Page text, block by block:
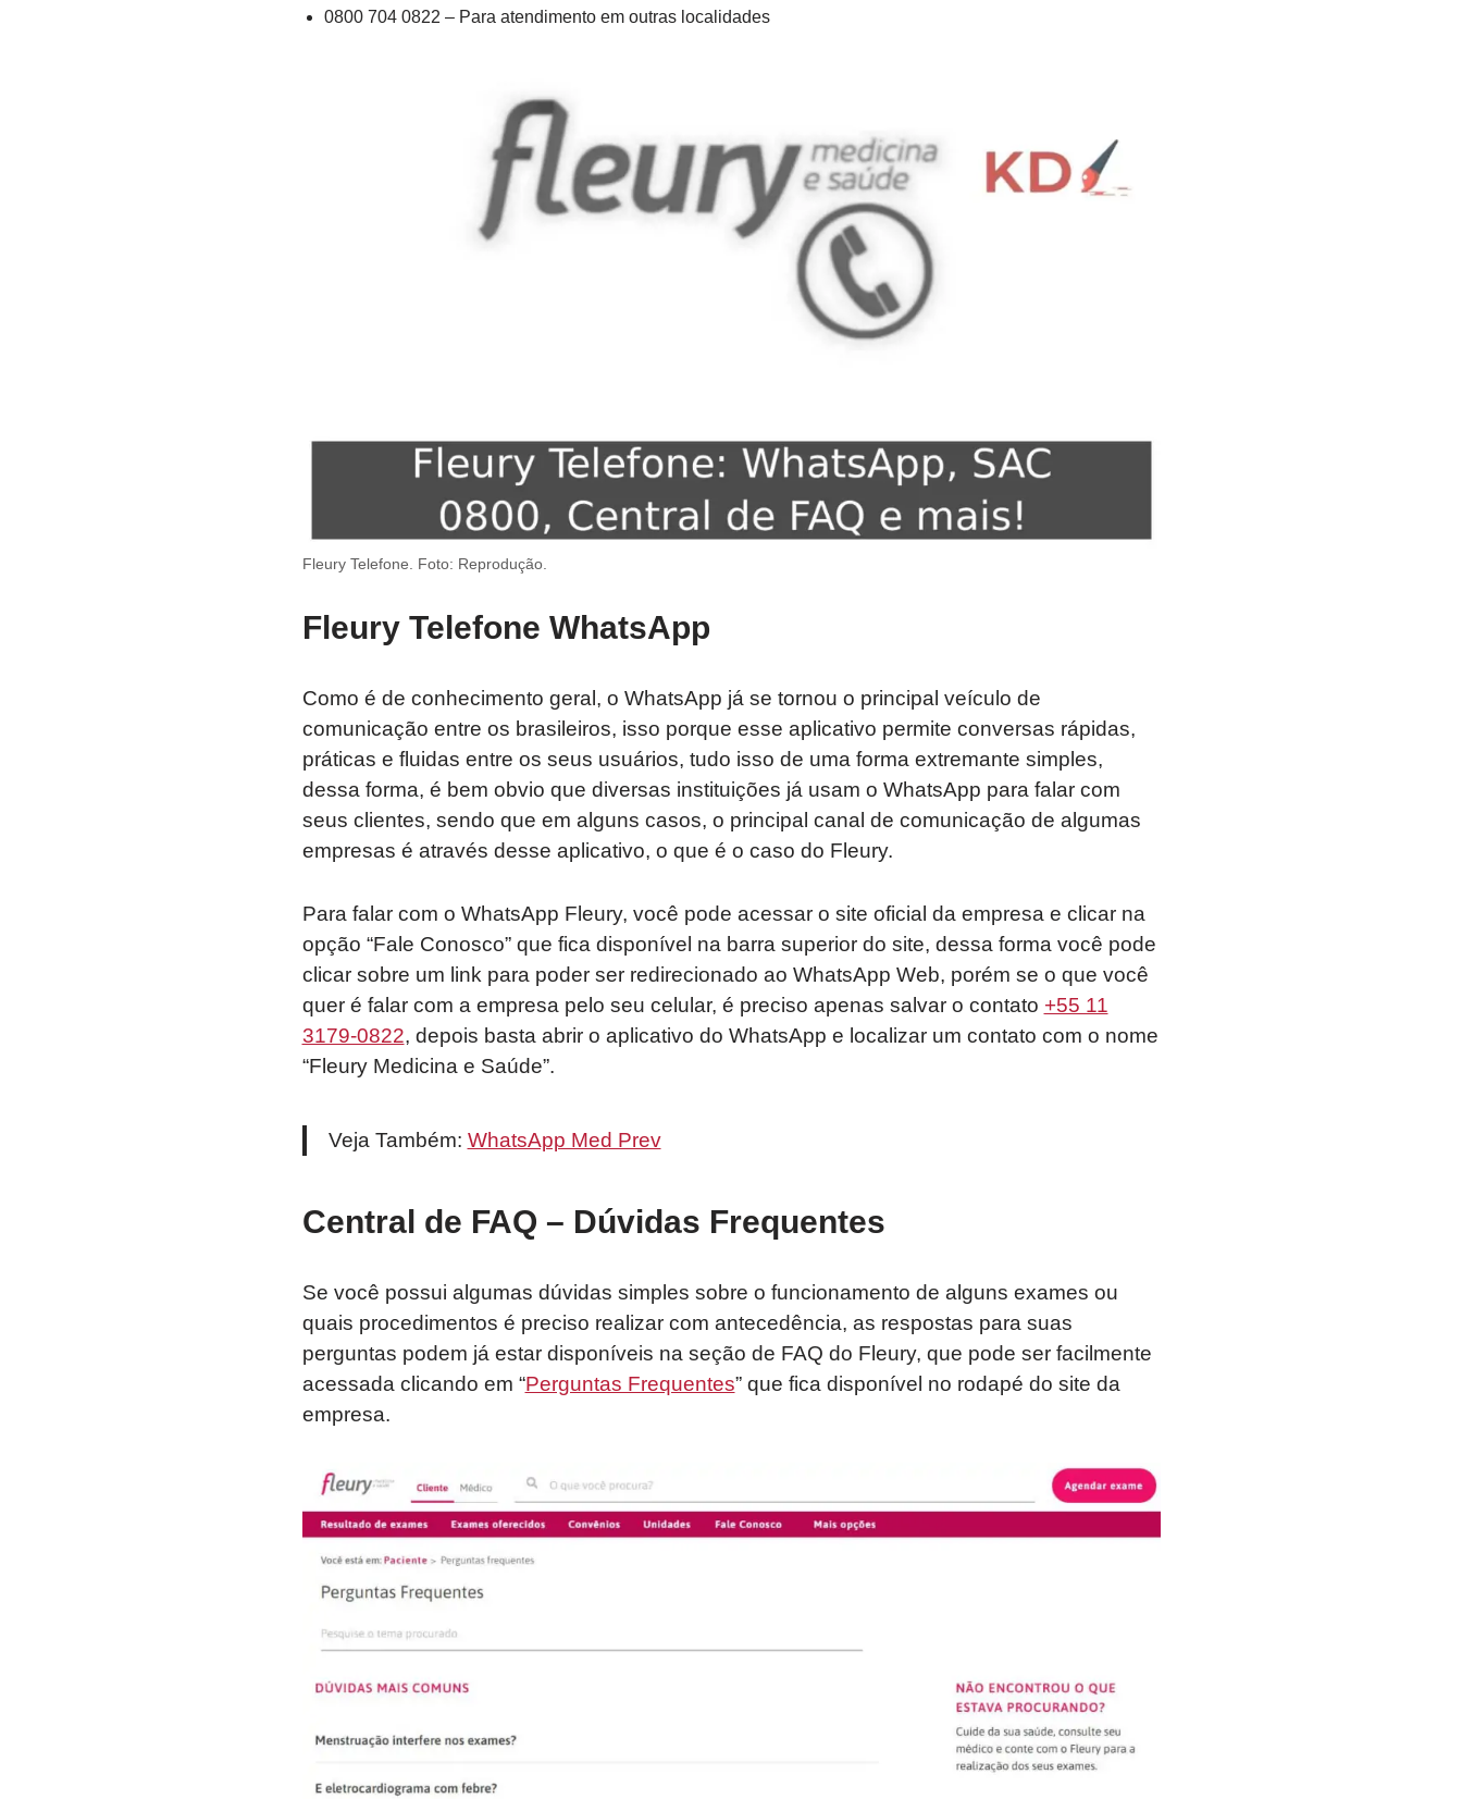
0800 704 0822 – Para atendimento em outras localidades
Fleury Telefone. Foto: Reprodução.
Fleury Telefone WhatsApp
Como é de conhecimento geral, o WhatsApp já se tornou o principal veículo de
comunicação entre os brasileiros, isso porque esse aplicativo permite conversas rápidas,
práticas e fluidas entre os seus usuários, tudo isso de uma forma extremante simples,
dessa forma, é bem obvio que diversas instituições já usam o WhatsApp para falar com
seus clientes, sendo que em alguns casos, o principal canal de comunicação de algumas
empresas é através desse aplicativo, o que é o caso do Fleury.
Para falar com o WhatsApp Fleury, você pode acessar o site oficial da empresa e clicar na
opção “Fale Conosco” que fica disponível na barra superior do site, dessa forma você pode
clicar sobre um link para poder ser redirecionado ao WhatsApp Web, porém se o que você
quer é falar com a empresa pelo seu celular, é preciso apenas salvar o contato +55 11
3179-0822, depois basta abrir o aplicativo do WhatsApp e localizar um contato com o nome
“Fleury Medicina e Saúde”.
Veja Também: WhatsApp Med Prev
Central de FAQ – Dúvidas Frequentes
Se você possui algumas dúvidas simples sobre o funcionamento de alguns exames ou
quais procedimentos é preciso realizar com antecedência, as respostas para suas
perguntas podem já estar disponíveis na seção de FAQ do Fleury, que pode ser facilmente
acessada clicando em “Perguntas Frequentes” que fica disponível no rodapé do site da
empresa.